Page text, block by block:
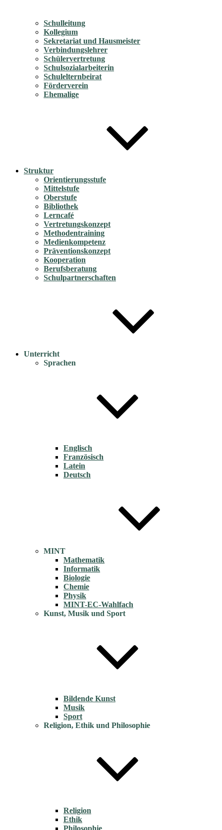
Schulleitung
Kollegium
Sekretariat und Hausmeister
Verbindungslehrer
Schülervertretung
Schulsozialarbeiterin
Schulelternbeirat
Förderverein
Ehemalige
Struktur
Orientierungsstufe
Mittelstufe
Oberstufe
Bibliothek
Lerncafé
Vertretungskonzept
Methodentraining
Medienkompetenz
Präventionskonzept
Kooperation
Berufsberatung
Schulpartnerschaften
Unterricht
Sprachen
Englisch
Französisch
Latein
Deutsch
MINT
Mathematik
Informatik
Biologie
Chemie
Physik
MINT-EC-Wahlfach
Kunst, Musik und Sport
Bildende Kunst
Musik
Sport
Religion, Ethik und Philosophie
Religion
Ethik
Philosophie